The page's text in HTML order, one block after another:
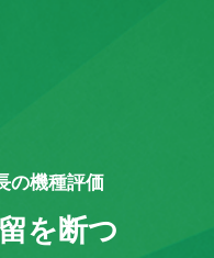
の機種評価
を断つ